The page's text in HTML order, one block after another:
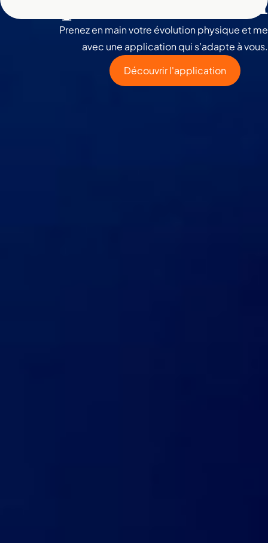
Prenez en main votre évolution physique et
avec une application qui s’adapte à vous.
Découvrir l'application